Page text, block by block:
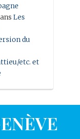
Les
du
etc. et